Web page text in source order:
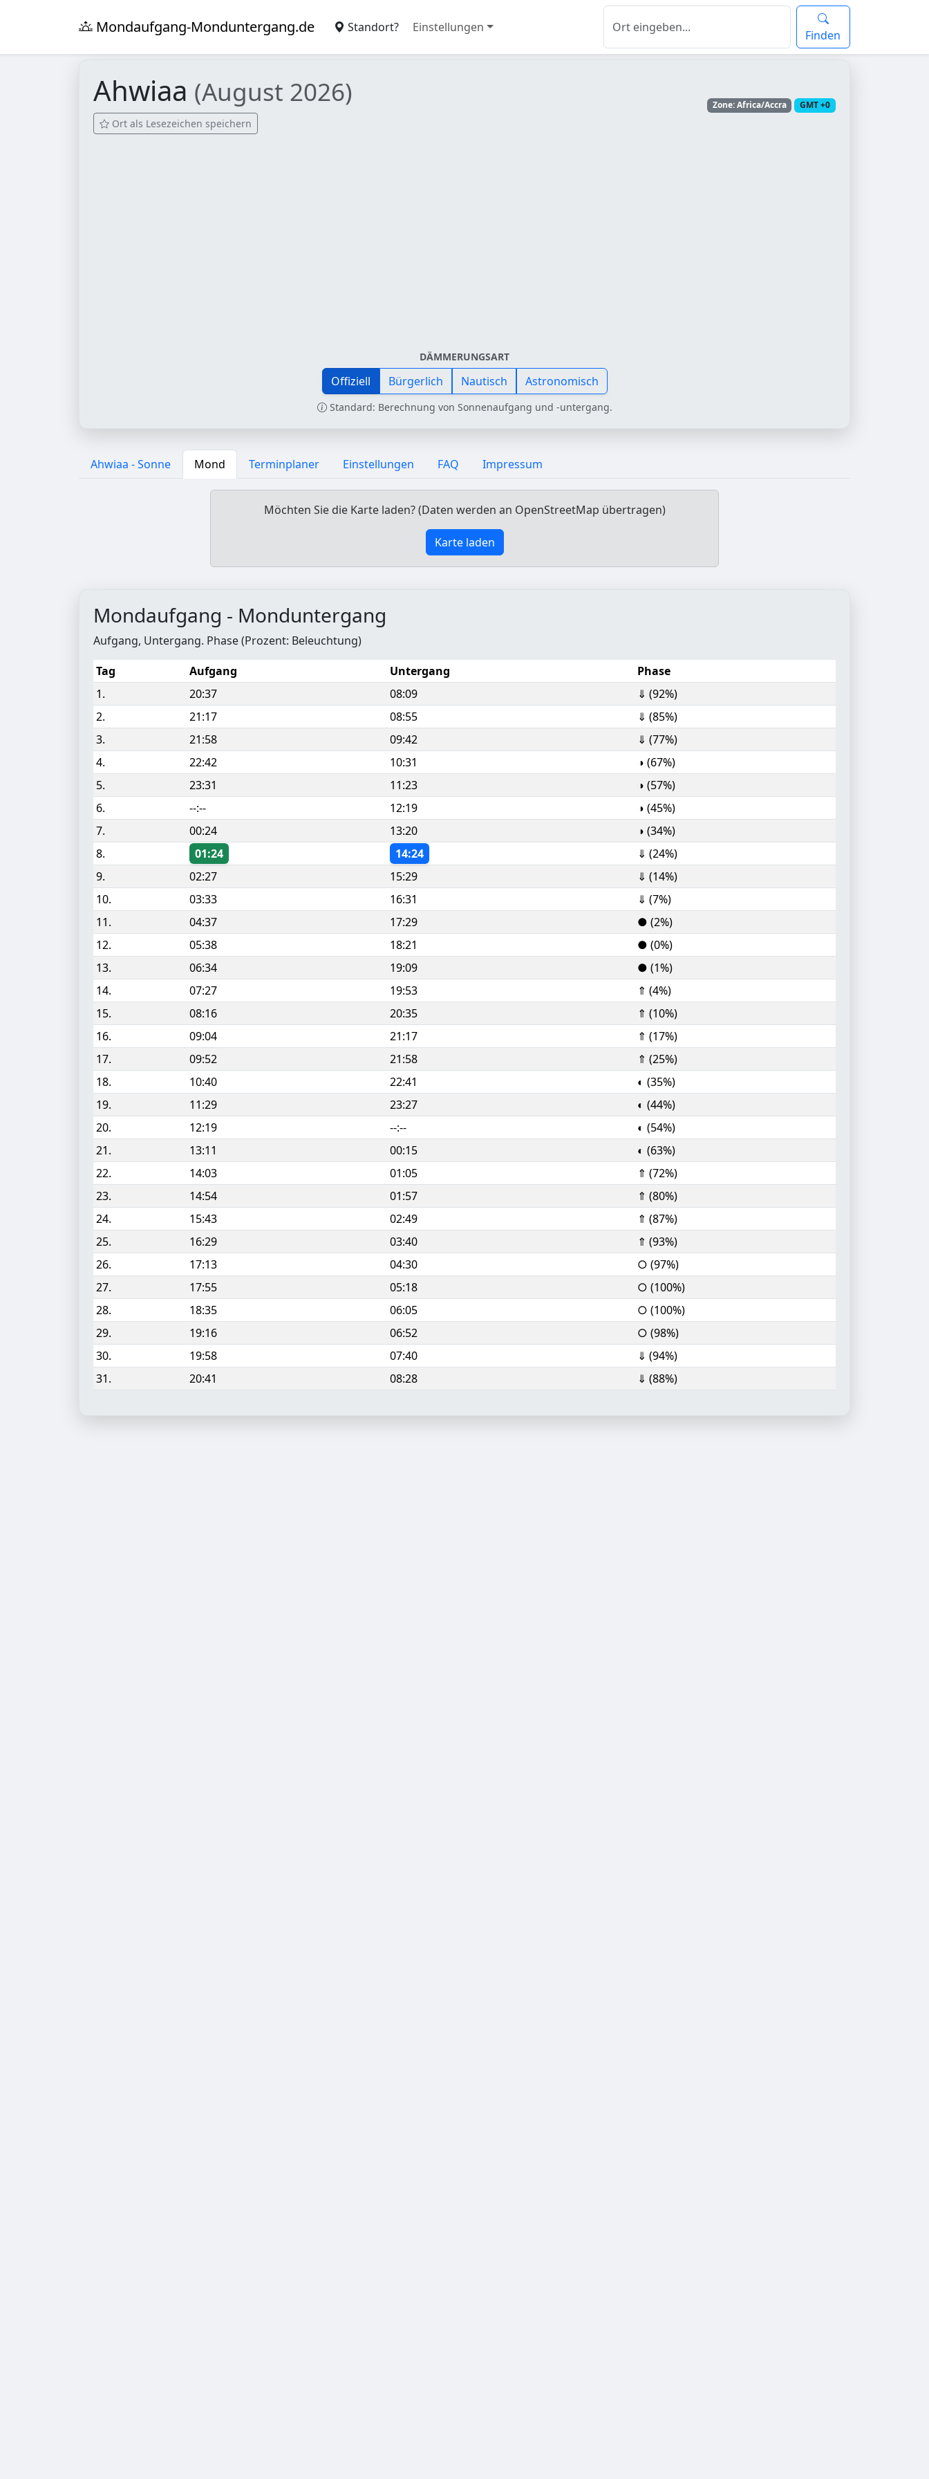
Mondaufgang-Monduntergang.de Standort? Einstellungen
Finden
Ahwiaa (August 2026)
Ort als Lesezeichen speichern
Zone: Africa/Accra GMT +0
DÄMMERUNGSART
Offiziell Bürgerlich Nautisch Astronomisch
Standard: Berechnung von Sonnenaufgang und -untergang.
Ahwiaa - Sonne Mond Terminplaner Einstellungen FAQ Impressum
Möchten Sie die Karte laden? (Daten werden an OpenStreetMap übertragen)
Karte laden
Mondaufgang - Monduntergang
Aufgang, Untergang. Phase (Prozent: Beleuchtung)
Tag
Aufgang Untergang
Phase
1.
20:37 08:09
⇓ (92%)
2.
21:17 08:55
⇓ (85%)
3.
21:58 09:42
⇓ (77%)
4.
22:42 10:31
◑ (67%)
5.
23:31 11:23
◑ (57%)
6.
--:-- 12:19
◑ (45%)
7.
00:24 13:20
◑ (34%)
8.
01:24 14:24
⇓ (24%)
9.
02:27 15:29
⇓ (14%)
10.
03:33 16:31
⇓ (7%)
11.
04:37 17:29
● (2%)
12.
05:38 18:21
● (0%)
13.
06:34 19:09
● (1%)
14.
07:27 19:53
⇑ (4%)
15.
08:16 20:35
⇑ (10%)
16.
09:04 21:17
⇑ (17%)
17.
09:52 21:58
⇑ (25%)
18.
10:40 22:41
◐ (35%)
19.
11:29 23:27
◐ (44%)
20.
12:19 --:--
◐ (54%)
21.
13:11 00:15
◐ (63%)
22.
14:03 01:05
⇑ (72%)
23.
14:54 01:57
⇑ (80%)
24.
15:43 02:49
⇑ (87%)
25.
16:29 03:40
⇑ (93%)
26.
17:13 04:30
○ (97%)
27.
17:55 05:18
○ (100%)
28.
18:35 06:05
○ (100%)
29.
19:16 06:52
○ (98%)
30.
19:58 07:40
⇓ (94%)
31.
20:41 08:28 ⇓ (88%)